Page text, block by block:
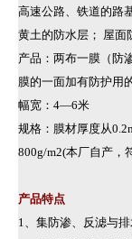
高速公路、铁道的路
黄土的防水层； 屋面
产品：两布一膜（防
膜的一面加有防护用
幅宽：4—6米
规格：膜材厚度从
800g/m2(本厂自产，
产品特点
1、集防渗、反滤与